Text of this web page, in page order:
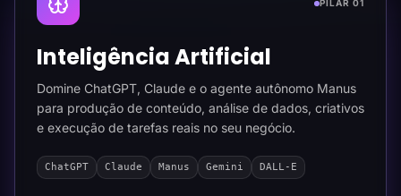
PILAR 01
Inteligência Artificial
Domine ChatGPT, Claude e o agente autônomo Manus
para produção de conteúdo, análise de dados, criativos
e execução de tarefas reais no seu negócio.
ChatGPT Claude Manus Gemini DALL-E